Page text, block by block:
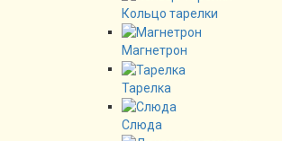
Кольцо тарелки
Магнетрон
Тарелка
Слюда